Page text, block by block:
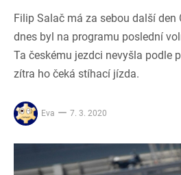
Filip Salač má za sebou další den
dnes byl na programu poslední
Ta českému jezdci nevyšla podle
zítra ho čeká stíhací jízda.
Eva 7. 3. 2020